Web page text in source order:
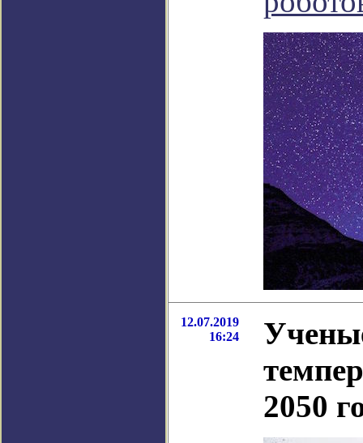
12.07.2019
16:24
2050